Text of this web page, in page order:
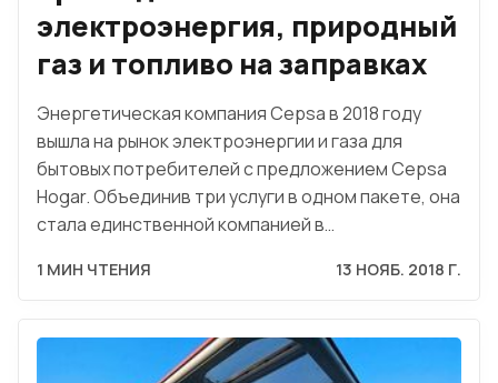
электроэнергия, природный
газ и топливо на заправках
Энергетическая компания Cepsa в 2018 году
вышла на рынок электроэнергии и газа для
бытовых потребителей с предложением Cepsa
Hogar. Объединив три услуги в одном пакете, она
стала единственной компанией в…
1 МИН ЧТЕНИЯ 13 НОЯБ. 2018 Г.